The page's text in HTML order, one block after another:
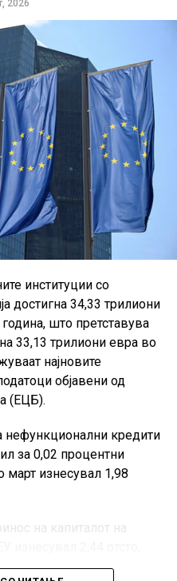
2026
институции со
достигна 34,33 трилиони
што претставува
33,13 трилиони евра во
најновите
објавени од
(ЕЦБ).
нефункционални кредити
за 0,02 процентни
изнесувал 1,98
на капиталот на
капитал од